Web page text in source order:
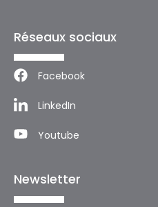
Réseaux sociaux
Facebook
LinkedIn
Youtube
Newsletter